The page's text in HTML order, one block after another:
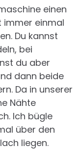
einen
immer einmal
Du kannst
bei
du aber
dann beide
Da in unserer
Nähte
Ich bügle
über den
liegen.